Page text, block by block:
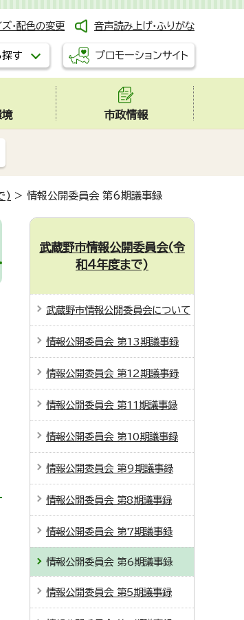
・配色の変更 音声読み上げ・ふりがな
探す プロモーションサイト
境 市政情報
) > 情報公開委員会 第6期議事録
武蔵野市情報公開委員会(令
和4年度まで)
武蔵野市情報公開委員会について
情報公開委員会 第13期議事録
情報公開委員会 第12期議事録
情報公開委員会 第11期議事録
情報公開委員会 第10期議事録
情報公開委員会 第9期議事録
情報公開委員会 第8期議事録
情報公開委員会 第7期議事録
情報公開委員会 第6期議事録
情報公開委員会 第5期議事録